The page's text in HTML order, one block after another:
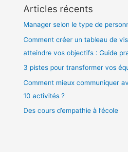
Articles récents
Manager selon le type de
Comment créer un tableau de
atteindre vos objectifs : Guide
3 pistes pour transformer vos
Comment mieux communiquer
10 activités ?
Des cours d’empathie à l’école